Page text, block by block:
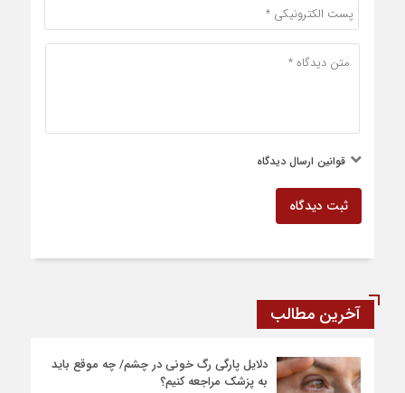
قوانین ارسال دیدگاه
ثبت دیدگاه
آخرین مطالب
دلایل پارگی رگ خونی در چشم/ چه موقع باید
به پزشک مراجعه کنیم؟